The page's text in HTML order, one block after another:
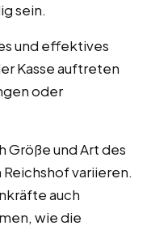
sein.
und effektives
Kasse auftreten
oder
Größe und Art des
variieren.
auch
wie die